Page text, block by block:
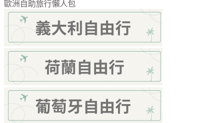
歐洲自助旅行懶人包